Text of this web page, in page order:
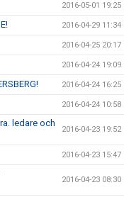
2016-05-01 19:25
2016-04-29 11:34
2016-04-25 20:17
2016-04-24 19:09
2016-04-24 16:25
2016-04-24 10:58
ledare och
2016-04-23 19:52
2016-04-23 15:47
2016-04-23 08:30